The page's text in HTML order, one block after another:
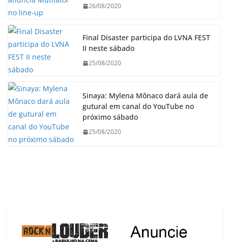
26/08/2020
Final Disaster participa do LVNA FEST
II neste sábado
25/08/2020
Sinaya: Mylena Mônaco dará aula de
gutural em canal do YouTube no
próximo sábado
25/08/2020